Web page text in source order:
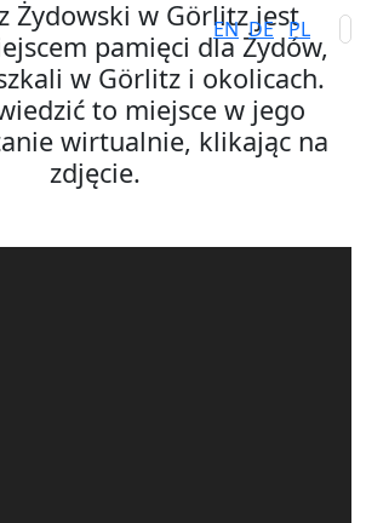
EN DE PL
Żydowski w Görlitz jest
pamięci dla Żydów,
w Görlitz i okolicach.
to miejsce w jego
wirtualnie, klikając na
zdjęcie.